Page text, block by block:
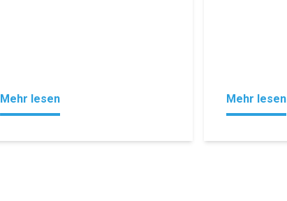
Mehr lesen Mehr lesen